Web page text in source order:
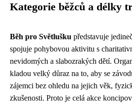
Kategorie běžců a délky
Běh pro Světlušku představuje
spojuje pohybovou aktivitu s
nevidomých a slabozrakých dětí.
kladou velký důraz na to, aby se
zájemci bez ohledu na jejich věk,
zkušenosti. Proto je celá akce